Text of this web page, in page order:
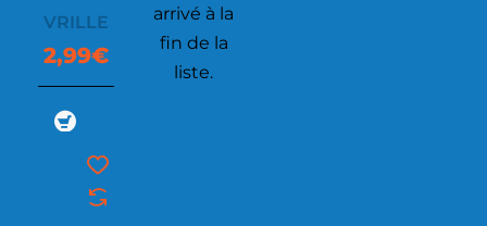
VRILLE
2,99€
arrivé à la
fin de la
liste.